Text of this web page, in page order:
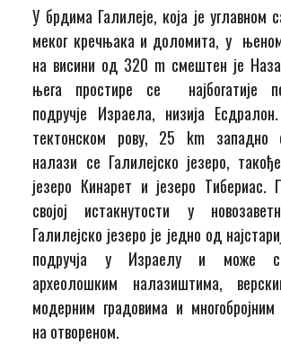
У брдима Галилеје, која је углавном
меког кречњака и доломита, у
на висини од 320 m смештен је
њега простире се најбогатије
подручје Израела, низија
тектонском рову, 25 km западно
налази се Галилејско језеро,
језеро Кинарет и језеро Тибериас.
својој истакнутости у
Галилејско језеро је једно од
подручја у Израелу и може
археолошким налазиштима,
модерним градовима и многобројним
на отвореном.